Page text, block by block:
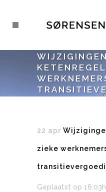
22 apr
zieke
Geplaatst op 16:03h